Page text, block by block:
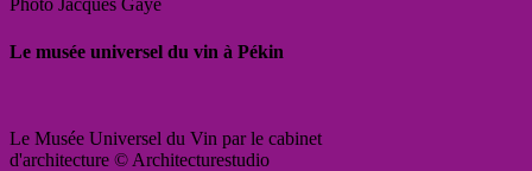
Photo Jacques Gaye
Le musée universel du vin à Pékin
Le Musée Universel du Vin par le cabinet
d'architecture © Architecturestudio